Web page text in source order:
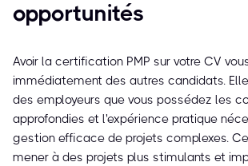
opportunités
Avoir la certification PMP sur votre CV
immédiatement des autres candidats.
des employeurs que vous possédez les
approfondies et l'expérience pratique
gestion efficace de projets complexes.
mener à des projets plus stimulants et